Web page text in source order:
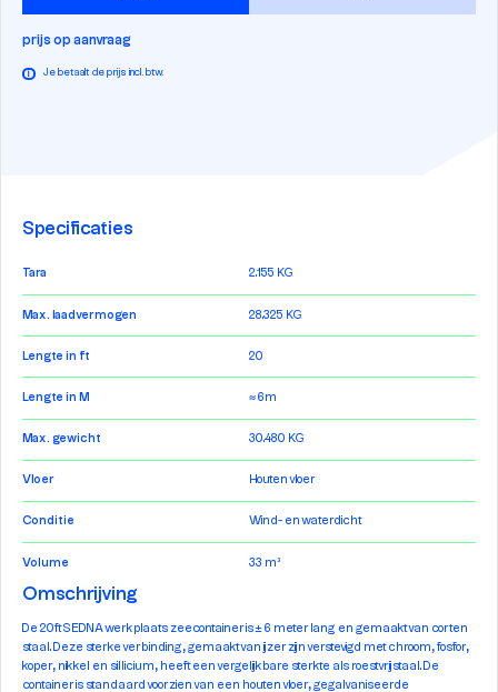
prijs op aanvraag
i Je betaalt de prijs incl. btw.
Specificaties
Tara 2.155 KG
Max. laadvermogen 28.325 KG
Lengte in ft 20
Lengte in M ≈ 6m
Max. gewicht 30.480 KG
Vloer Houten vloer
Conditie Wind- en waterdicht
Volume 33 m³
Omschrijving
De 20ft SEDNA werkplaats zeecontainer is ± 6 meter lang en gemaakt van corten
staal. Deze sterke verbinding, gemaakt van ijzer zijn verstevigd met chroom, fosfor,
koper, nikkel en sillicium, heeft een vergelijkbare sterkte als roestvrijstaal. De
container is standaard voorzien van een houten vloer, gegalvaniseerde